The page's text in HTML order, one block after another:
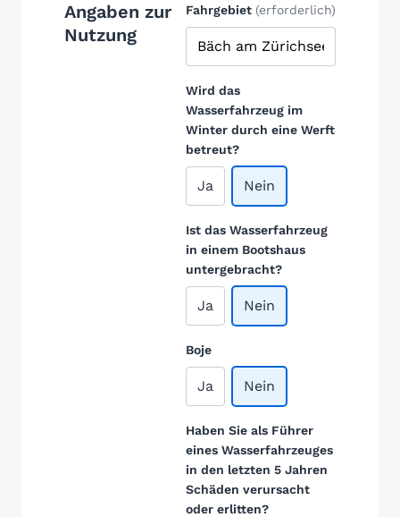
Angaben zur
Nutzung
Fahrgebiet (erforderlich)
Wird das
Wasserfahrzeug im
Winter durch eine Werft
betreut?
Ja Nein
Ist das Wasserfahrzeug
in einem Bootshaus
untergebracht?
Ja Nein
Boje
Ja Nein
Haben Sie als Führer
eines Wasserfahrzeuges
in den letzten 5 Jahren
Schäden verursacht
oder erlitten?